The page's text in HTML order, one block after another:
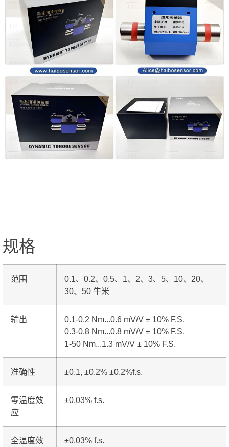
规格
范围
0.1、0.2、0.5、1、2、3、5、10、20、
30、50 牛米
输出
0.1-0.2 Nm...0.6 mV/V ± 10% F.S.
0.3-0.8 Nm...0.8 mV/V ± 10% F.S.
1-50 Nm...1.3 mV/V ± 10% F.S.
准确性 ±0.1, ±0.2% ±0.2%f.s.
零温度效
应
±0.03% f.s.
全温度效
±0.03% f.s.